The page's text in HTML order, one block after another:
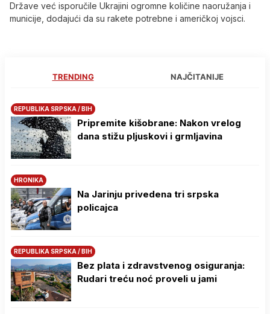
Države već isporučile Ukrajini ogromne količine naoružanja i
municije, dodajući da su rakete potrebne i američkoj vojsci.
TRENDING NAJČITANIJE
REPUBLIKA SRPSKA / BIH
Pripremite kišobrane: Nakon vrelog
dana stižu pljuskovi i grmljavina
HRONIKA
Na Јarinju privedena tri srpska
policajca
REPUBLIKA SRPSKA / BIH
Bez plata i zdravstvenog osiguranja:
Rudari treću noć proveli u jami